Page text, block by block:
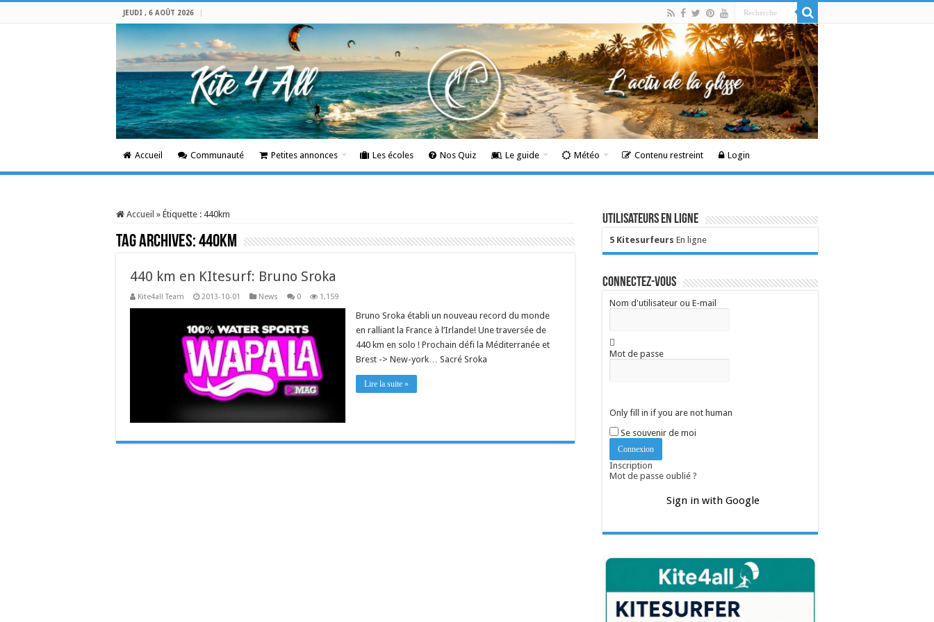
JEUDI , 6 AOÛT 2026
Accueil Communauté Petites annonces Les écoles Nos Quiz Le guide Météo Contenu restreint Login
Accueil » Étiquette : 440km
Tag Archives:440km
440 km en KItesurf: Bruno Sroka
Kite4all Team 2013-10-01 News 0 1,159
Bruno Sroka établi un nouveau record du monde
en ralliant la France à l’Irlande! Une traversée de
440 km en solo ! Prochain défi la Méditerranée et
Brest -> New-york… Sacré Sroka
Lire la suite »
Utilisateurs en ligne
5 Kitesurfeurs En ligne
Connectez-vous
Nom d'utilisateur ou E-mail
Mot de passe
Only fill in if you are not human
Se souvenir de moi
Inscription
Mot de passe oublié ?
Sign in with Google